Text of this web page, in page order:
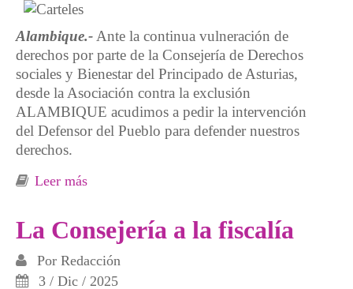
Alambique.-Ante la continua vulneración de
derechos por parte de la Consejería de Derechos
sociales y Bienestar del Principado de Asturias,
desde la Asociación contra la exclusión
ALAMBIQUE acudimos a pedir la intervención
del Defensor del Pueblo para defender nuestros
derechos.
Leer más
La Consejería a la fiscalía
Por Redacción
3 / Dic / 2025